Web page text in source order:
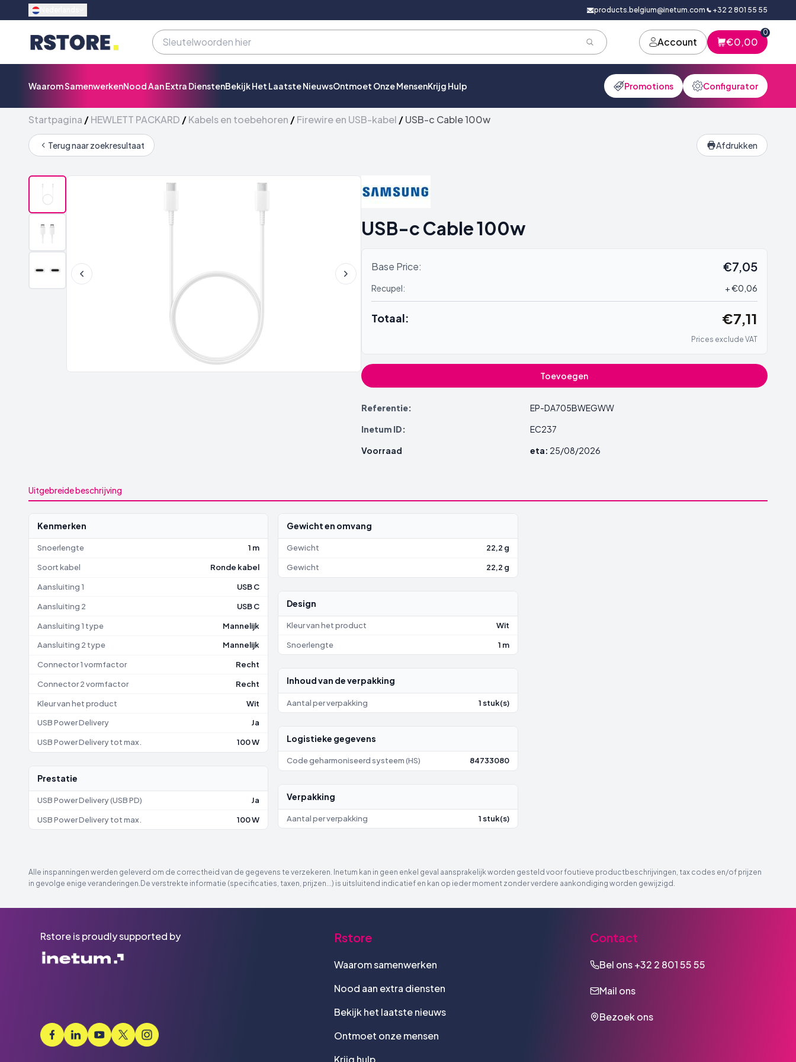
products.belgium@inetum.com +32 2 801 55 55
Account €0,00
0
Waarom SamenwerkenNood Aan Extra DienstenBekijk Het Laatste NieuwsOntmoet Onze MensenKrijg Hulp Promotions Configurator
Startpagina /HEWLETT PACKARD /Kabels en toebehoren /Firewire en USB-kabel /USB-c Cable 100w
Terug naar zoekresultaat Afdrukken
USB-c Cable 100w
Base Price: €7,05
Recupel: + €0,06
Totaal: €7,11
Prices exclude VAT
Toevoegen
Referentie:
EP-DA705BWEGWW
Inetum ID:
EC237
Voorraad
eta: 25/08/2026
Uitgebreide beschrijving
Kenmerken
Snoerlengte 1 m
Soort kabel Ronde kabel
Aansluiting 1 USB C
Aansluiting 2 USB C
Aansluiting 1 type Mannelijk
Aansluiting 2 type Mannelijk
Connector 1 vormfactor Recht
Connector 2 vormfactor Recht
Kleur van het product Wit
USB Power Delivery Ja
USB Power Delivery tot max. 100 W
Prestatie
USB Power Delivery (USB PD) Ja
USB Power Delivery tot max. 100 W
Gewicht en omvang
Gewicht 22,2 g
Gewicht 22,2 g
Design
Kleur van het product Wit
Snoerlengte 1 m
Inhoud van de verpakking
Aantal per verpakking 1 stuk(s)
Logistieke gegevens
Code geharmoniseerd systeem (HS) 84733080
Verpakking
Aantal per verpakking 1 stuk(s)
Alle inspanningen werden geleverd om de correctheid van de gegevens te verzekeren. Inetum kan in geen enkel geval aansprakelijk worden gesteld voor foutieve productbeschrijvingen, tax codes en/of prijzen
in gevolge enige veranderingen.De verstrekte informatie (specificaties, taxen, prijzen...) is uitsluitend indicatief en kan op ieder moment zonder verdere aankondiging worden gewijzigd.
Rstore is proudly supported by Rstore
Waarom samenwerken
Nood aan extra diensten
Bekijk het laatste nieuws
Ontmoet onze mensen
Krijg hulp
Contact
Bel ons+32 2 801 55 55
Mail ons
Bezoek ons